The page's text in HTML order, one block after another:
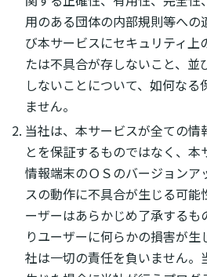
用のある団体の内部規則等への
び本サービスにセキュリティ上
たは不具合が存しないこと、並
しないことについて、如何なる
ません。
当社は、本サービスが全ての情
とを保証するものではなく、
情報端末のＯＳのバージョンア
スの動作に不具合が生じる可能
ーザーはあらかじめ了承するも
りユーザーに何らかの損害が生
社は一切の責任を負いません。